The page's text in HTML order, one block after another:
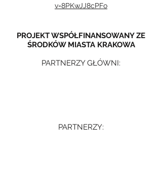
v=8PKwJJ8cPFo
PROJEKT WSPÓŁFINANSOWANY ZE
ŚRODKÓW MIASTA KRAKOWA
PARTNERZY GŁÓWNI:
PARTNERZY: